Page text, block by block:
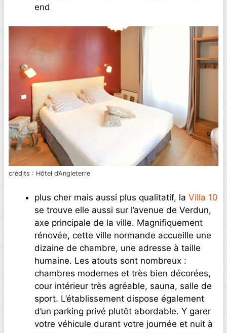
end
crédits : Hôtel d’Angleterre
plus cher mais aussi plus qualitatif, la Villa 10
se trouve elle aussi sur l’avenue de Verdun,
axe principale de la ville. Magnifiquement
rénovée, cette ville normande accueille une
dizaine de chambre, une adresse à taille
humaine. Les atouts sont nombreux :
chambres modernes et très bien décorées,
cour intérieur très agréable, sauna, salle de
sport. L’établissement dispose également
d’un parking privé plutôt abordable. Y garer
votre véhicule durant votre journée et nuit à